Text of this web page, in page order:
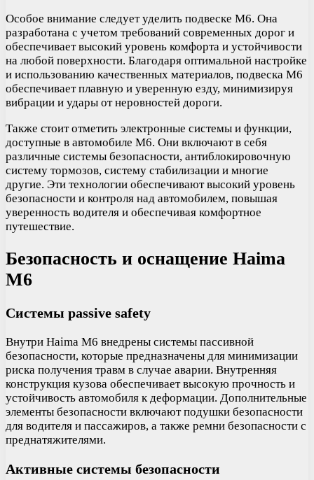
Особое внимание следует уделить подвеске M6. Она
разработана с учетом требований современных дорог и
обеспечивает высокий уровень комфорта и устойчивости
на любой поверхности. Благодаря оптимальной настройке
и использованию качественных материалов, подвеска M6
обеспечивает плавную и уверенную езду, минимизируя
вибрации и удары от неровностей дороги.
Также стоит отметить электронные системы и функции,
доступные в автомобиле M6. Они включают в себя
различные системы безопасности, антиблокировочную
систему тормозов, систему стабилизации и многие
другие. Эти технологии обеспечивают высокий уровень
безопасности и контроля над автомобилем, повышая
уверенность водителя и обеспечивая комфортное
путешествие.
Безопасность и оснащение Haima
M6
Системы passivе safety
Внутри Haima M6 внедрены системы пассивной
безопасности, которые предназначены для минимизации
риска получения травм в случае аварии. Внутренняя
конструкция кузова обеспечивает высокую прочность и
устойчивость автомобиля к деформации. Дополнительные
элементы безопасности включают подушки безопасности
для водителя и пассажиров, а также ремни безопасности с
преднатяжителями.
Активные системы безопасности